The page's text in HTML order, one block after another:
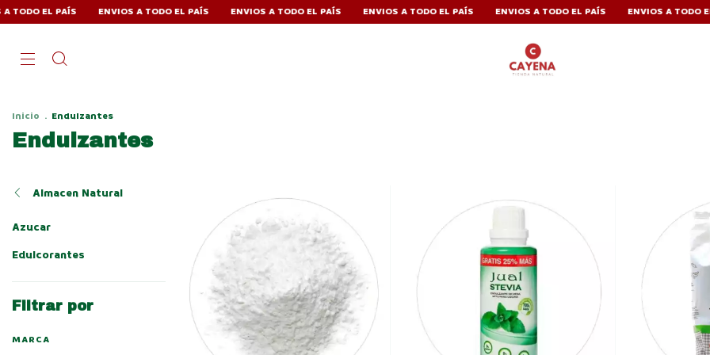
EL PAÍS ENVIOS A TODO EL PAÍS ENVIOS A TODO EL PAÍS ENVIOS A TODO EL PAÍS ENVIOS A TODO EL PAÍS ENVIOS A TODO EL
Inicio . Endulzantes
Endulzantes
Almacen Natural
Azucar
Edulcorantes
Filtrar por
MARCA